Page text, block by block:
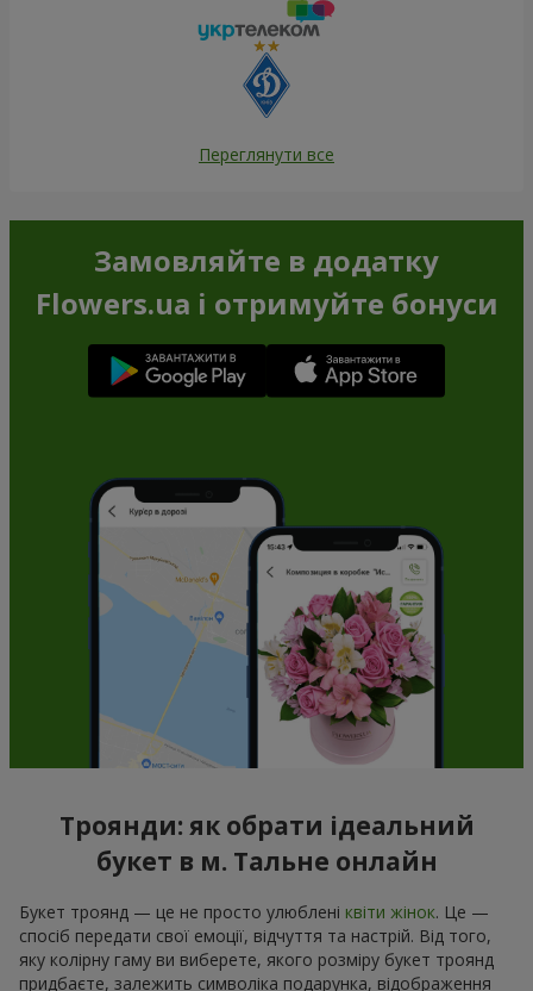
Переглянути все
Замовляйте в додатку
Flowers.ua і отримуйте бонуси
Троянди: як обрати ідеальний
букет в м. Тальне онлайн
Букет троянд — це не просто улюблені квіти жінок. Це —
спосіб передати свої емоції, відчуття та настрій. Від того,
яку колірну гаму ви виберете, якого розміру букет троянд
придбаєте, залежить символіка подарунка, відображення